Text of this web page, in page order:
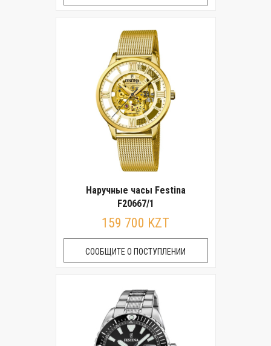
Наручные часы Festina
F20667/1
159 700 KZT
СООБЩИТЕ О ПОСТУПЛЕНИИ